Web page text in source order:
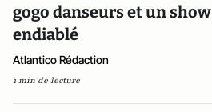
gogo danseurs et un show
endiablé
Atlantico Rédaction
1 min de lecture